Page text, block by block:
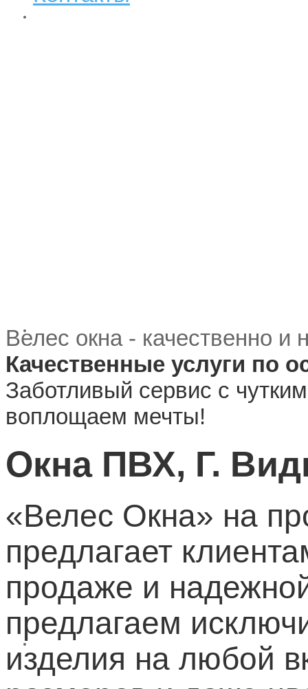
Велес окна - качественно и
Качественные услуги по
Заботливый сервис с
воплощаем мечты!
Окна ПВХ, Г.
«Велес Окна» на
предлагает
продаже и
предлагаем
изделия на любой